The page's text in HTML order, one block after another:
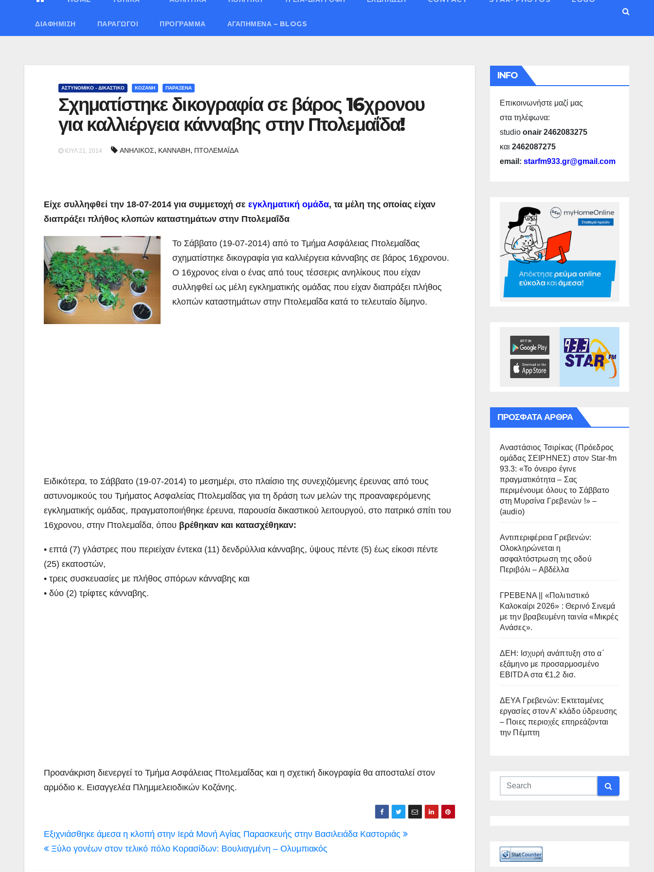
ΔΙΑΦΉΜΙΣΗ ΠΑΡΑΓΩΓΟΊ ΠΡΌΓΡΑΜΜΑ ΑΓΑΠΗΜΈΝΑ – BLOGS
ΑΣΤΥΝΟΜΙΚΟ - ΔΙΚΑΣΤΙΚΟ ΚΟΖΑΝΗ ΠΑΡΑΞΕΝΑ
Σχηματίστηκε δικογραφία σε βάρος 16χρονου
για καλλιέργεια κάνναβης στην Πτολεμαΐδα!
ΙΟΎΛ 21, 2014 ΑΝΗΛΙΚΟΣ, ΚΑΝΝΑΒΗ, ΠΤΟΛΕΜΑΪΔΑ
Είχε συλληφθεί την 18-07-2014 για συμμετοχή σε εγκληματική ομάδα, τα μέλη της οποίας είχαν
διαπράξει πλήθος κλοπών καταστημάτων στην Πτολεμαΐδα
Το Σάββατο (19-07-2014) από το Τμήμα Ασφάλειας Πτολεμαΐδας
σχηματίστηκε δικογραφία για καλλιέργεια κάνναβης σε βάρος 16χρονου.
Ο 16χρονος είναι ο ένας από τους τέσσερις ανηλίκους που είχαν
συλληφθεί ως μέλη εγκληματικής ομάδας που είχαν διαπράξει πλήθος
κλοπών καταστημάτων στην Πτολεμαΐδα κατά το τελευταίο δίμηνο.
Ειδικότερα, το Σάββατο (19-07-2014) το μεσημέρι, στο πλαίσιο της συνεχιζόμενης έρευνας από τους
αστυνομικούς του Τμήματος Ασφαλείας Πτολεμαΐδας για τη δράση των μελών της προαναφερόμενης
εγκληματικής ομάδας, πραγματοποιήθηκε έρευνα, παρουσία δικαστικού λειτουργού, στο πατρικό σπίτι του
16χρονου, στην Πτολεμαΐδα, όπου βρέθηκαν και κατασχέθηκαν:
• επτά (7) γλάστρες που περιείχαν έντεκα (11) δενδρύλλια κάνναβης, ύψους πέντε (5) έως είκοσι πέντε
(25) εκατοστών,
• τρεις συσκευασίες με πλήθος σπόρων κάνναβης και
• δύο (2) τρίφτες κάνναβης.
Προανάκριση διενεργεί το Τμήμα Ασφάλειας Πτολεμαΐδας και η σχετική δικογραφία θα αποσταλεί στον
αρμόδιο κ. Εισαγγελέα Πλημμελειοδικών Κοζάνης.
Πλοήγηση
άρθρων
Εξιχνιάσθηκε άμεσα η κλοπή στην Ιερά Μονή Αγίας Παρασκευής στην Βασιλειάδα Καστοριάς
Ξύλο γονέων στον τελικό πόλο Κορασίδων: Βουλιαγμένη – Ολυμπιακός
INFO
Επικοινωνήστε μαζί μας
στα τηλέφωνα:
studio onair 2462083275
και 2462087275
email: starfm933.gr@gmail.com
ΠΡΌΣΦΑΤΑ ΆΡΘΡΑ
Αναστάσιος Τσιρίκας (Πρόεδρος
ομάδας ΣΕΙΡΗΝΕΣ) στον Star-fm
93.3: «Το όνειρο έγινε
πραγματικότητα – Σας
περιμένουμε όλους το Σάββατο
στη Μυρσίνα Γρεβενών !» –
(audio)
Αντιπεριφέρεια Γρεβενών:
Ολοκληρώνεται η
ασφαλτόστρωση της οδού
Περιβόλι – Αβδέλλα
ΓΡΕΒΕΝΑ || «Πολιτιστικό
Καλοκαίρι 2026» : Θερινό Σινεμά
με την βραβευμένη ταινία «Μικρές
Ανάσες».
ΔΕΗ: Ισχυρή ανάπτυξη στο α΄
εξάμηνο με προσαρμοσμένο
EBITDA στα €1,2 δισ.
ΔΕΥΑ Γρεβενών: Εκτεταμένες
εργασίες στον Α’ κλάδο ύδρευσης
– Ποιες περιοχές επηρεάζονται
την Πέμπτη